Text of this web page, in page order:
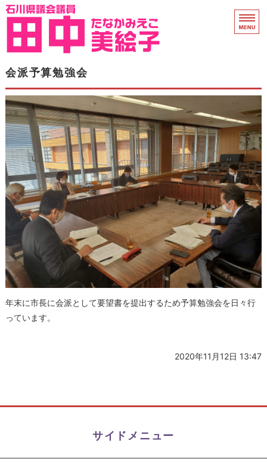
石川県議会議員 田中
ホーム
県議会活動
プロフィール
衆院議員時代
支援のお願い
会派予算勉強会
年末に市長に会派として要望書を提出するため予算勉強会を日々行
っています。
2020年11月12日 13:47
サイドメニュー